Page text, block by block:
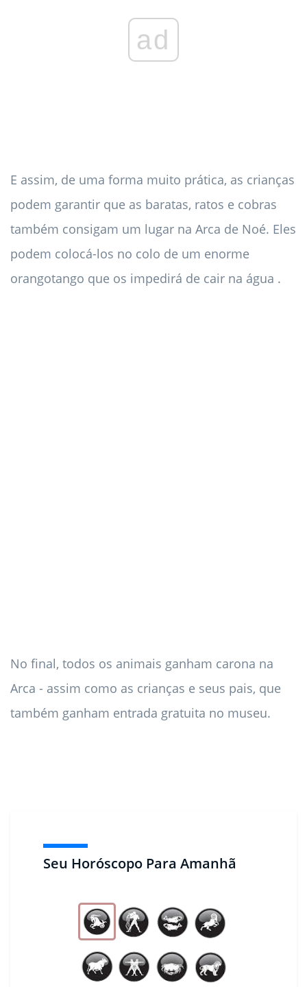
Seu Horóscopo Para Amanhã
ad
E assim, de uma forma muito prática, as crianças
podem garantir que as baratas, ratos e cobras
também consigam um lugar na Arca de Noé. Eles
podem colocá-los no colo de um enorme
orangotango que os impedirá de cair na água .
No final, todos os animais ganham carona na
Arca - assim como as crianças e seus pais, que
também ganham entrada gratuita no museu.